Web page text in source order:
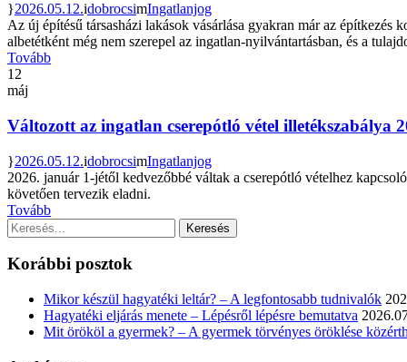
2026.05.12. dobrocsi
Ingatlanjog
Az új építésű társasházi lakások vásárlása gyakran már az
albetétként még nem szerepel az ingatlan-nyilvántartásban, és a
Tovább
12
máj
Változott az ingatlan cserepótló vétel illetékszabálya
2026.05.12. dobrocsi
Ingatlanjog
2026. január 1-jétől kedvezőbbé váltak a cserepótló vételhez
követően tervezik eladni.
Tovább
Korábbi posztok
Mikor készül hagyatéki leltár? – A legfontosabb tudnivalók
Hagyatéki eljárás menete – Lépésről lépésre bemutatva
Mit örököl a gyermek? – A gyermek törvényes öröklése